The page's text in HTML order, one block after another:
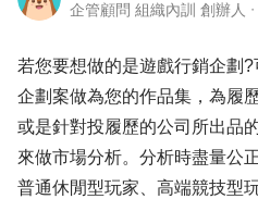
企管顧問 組織內訓 創辦人 ・
若您要想做的是遊戲行銷企劃
企劃案做為您的作品集，為履
或是針對投履歷的公司所出品
來做市場分析。分析時盡量公
普通休閒型玩家、高端競技型